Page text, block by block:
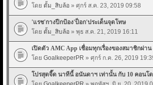
โดย ตั้ม_สิบล้อ » ศุกร์ ส.ค. 23, 2019 09:58
'แรช'กางปีกป้อง'ป็อก'ประเด็นจุดโทษ
โดย ตั้ม_สิบล้อ » พุธ ส.ค. 21, 2019 16:11
เปิดตัว AMC App เชื่อมทุกเรื่องของสมาชิกผ่าน
โดย GoalkeeperPR » ศุกร์ ก.ค. 26, 2019
โปรสุดจี๊ด นาทีนี้ อนันดาฯ เท่านั้น กับ 10 คอนโ